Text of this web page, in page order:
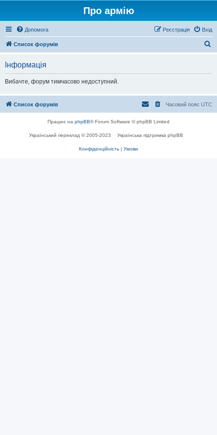
Про армію
Допомога Вхід
Реєстрація
Список форумів
Інформація
Вибачте, форум тимчасово недоступний.
Список форумів Часовий пояс UTC
Працює на phpBB® Forum Software © phpBB Limited
Український переклад © 2005-2023 Українська підтримка phpBB
Конфіденційність | Умови